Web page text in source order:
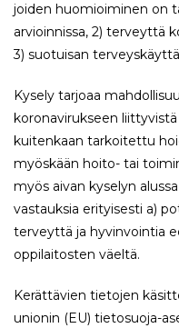
joiden huomioiminen on
arvioinnissa, 2) terveyttä
3) suotuisan
Kysely tarjoaa
koronavirukseen
kuitenkaan tarkoitettu
myöskään hoito- tai
myös aivan kyselyn
vastauksia erityisesti a)
terveyttä ja hyvinvointia
oppilaitosten väeltä.
Kerättävien tietojen
unionin (EU) tietosuoja-